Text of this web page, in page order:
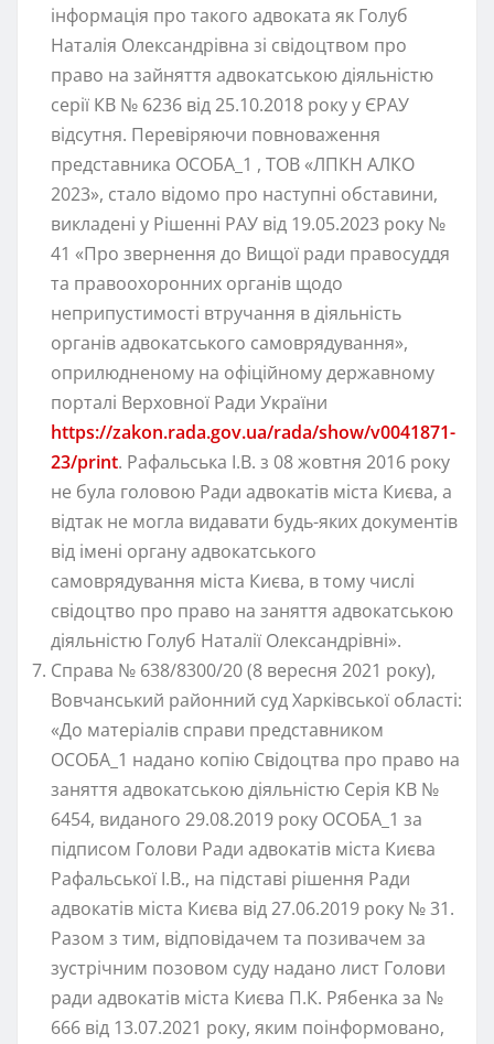
інформація про такого адвоката як Голуб
Наталія Олександрівна зі свідоцтвом про
право на зайняття адвокатською діяльністю
серії КВ № 6236 від 25.10.2018 року у ЄРАУ
відсутня. Перевіряючи повноваження
представника ОСОБА_1 , ТОВ «ЛПКН АЛКО
2023», стало відомо про наступні обставини,
викладені у Рішенні РАУ від 19.05.2023 року №
41 «Про звернення до Вищої ради правосуддя
та правоохоронних органів щодо
неприпустимості втручання в діяльність
органів адвокатського самоврядування»,
оприлюдненому на офіційному державному
порталі Верховної Ради України
https://zakon.rada.gov.ua/rada/show/v0041871-
23/print. Рафальська І.В. з 08 жовтня 2016 року
не була головою Ради адвокатів міста Києва, а
відтак не могла видавати будь-яких документів
від імені органу адвокатського
самоврядування міста Києва, в тому числі
свідоцтво про право на заняття адвокатською
діяльністю Голуб Наталії Олександрівні».
Справа № 638/8300/20 (8 вересня 2021 року),
Вовчанський районний суд Харківської області:
«До матеріалів справи представником
ОСОБА_1 надано копію Свідоцтва про право на
заняття адвокатською діяльністю Серія КВ №
6454, виданого 29.08.2019 року ОСОБА_1 за
підписом Голови Ради адвокатів міста Києва
Рафальської І.В., на підставі рішення Ради
адвокатів міста Києва від 27.06.2019 року № 31.
Разом з тим, відповідачем та позивачем за
зустрічним позовом суду надано лист Голови
ради адвокатів міста Києва П.К. Рябенка за №
666 від 13.07.2021 року, яким поінформовано,